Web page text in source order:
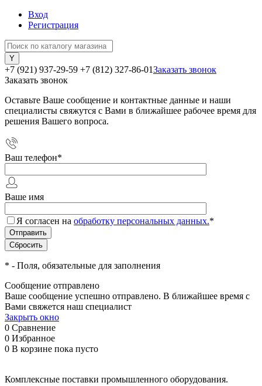
Вход
Регистрация
+7 (921) 937-29-59 +7 (812) 327-86-01Заказать звонок
Заказать звонок
Оставьте Ваше сообщение и контактные данные и наши
специалисты свяжутся с Вами в ближайшее рабочее время для
решения Вашего вопроса.
Ваш телефон*
Ваше имя
Я согласен на обработку персональных данных.*
* - Поля, обязательные для заполнения
Сообщение отправлено
Ваше сообщение успешно отправлено. В ближайшее время с
Вами свяжется наш специалист
Закрыть окно
0 Сравнение
0 Избранное
0 В корзине пока пусто
Комплексные поставки промышленного оборудования.